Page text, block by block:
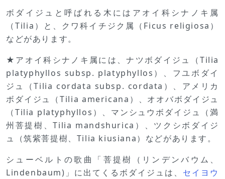
ボダイジュと呼ばれる木にはアオイ科シナノキ属
（Tilia）と、クワ科イチジク属（Ficus religiosa）
などがあります。
★アオイ科シナノキ属には、ナツボダイジュ（Tilia
platyphyllos subsp. platyphyllos）、フユボダイ
ジュ（Tilia cordata subsp. cordata）、アメリカ
ボダイジュ（Tilia americana）、オオバボダイジュ
（Tilia platyphyllos）、マンシュウボダイジュ（満
州菩提樹、Tilia mandshurica）、ツクシボダイジ
ュ（筑紫菩提樹、Tilia kiusiana）などがあります。
シューベルトの歌曲「菩提樹（リンデンバウム、
Lindenbaum)」に出てくるボダイジュは、 セイヨウ